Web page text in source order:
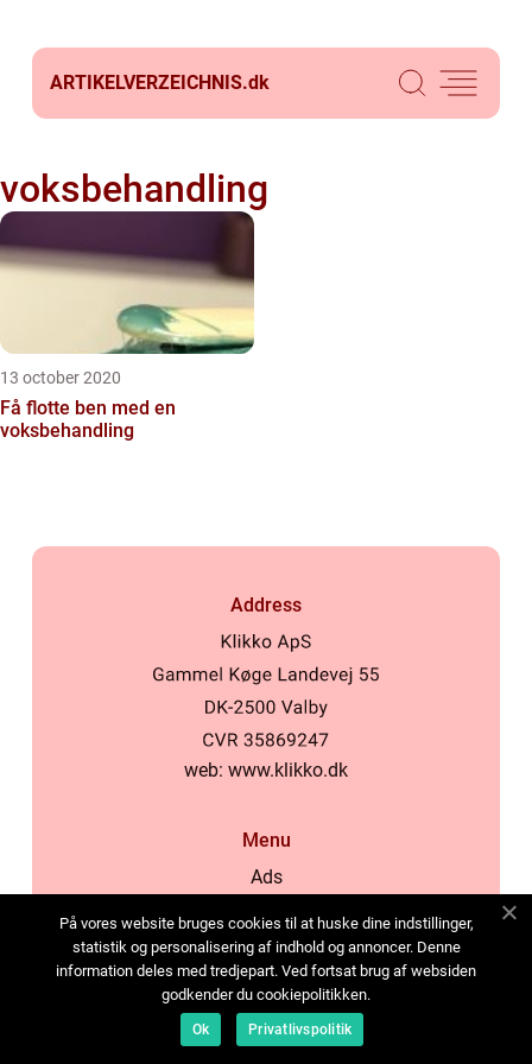
ARTIKELVERZEICHNIS.dk
voksbehandling
13 october 2020
Få flotte ben med en
voksbehandling
Address
web: www.klikko.dk
Menu
Ads
Cookies
Contact
Sitemap
På vores website bruges cookies til at huske dine indstillinger,
statistik og personalisering af indhold og annoncer. Denne
information deles med tredjepart. Ved fortsat brug af websiden
godkender du cookiepolitikken.
Ok Privatlivspolitik